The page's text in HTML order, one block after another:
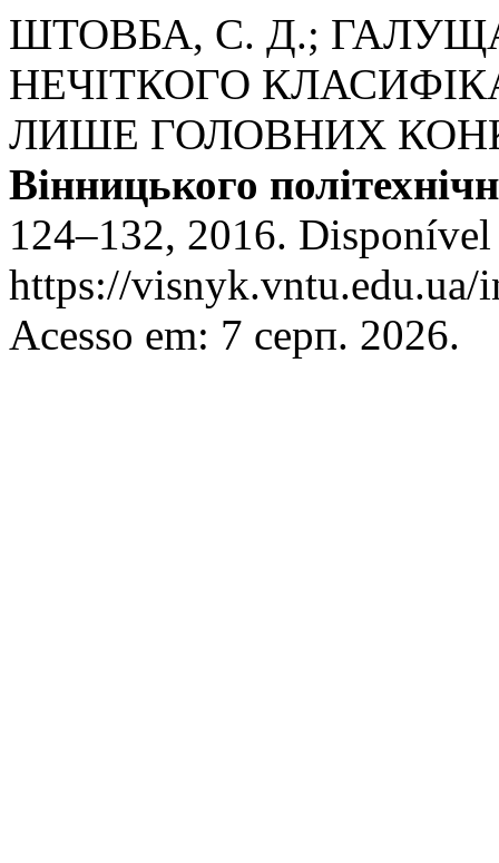
ШТОВБА, С. Д.;
НЕЧІТКОГО
ЛИШЕ ГОЛОВНИХ
Вінницького
124–132, 2016.
https://
Acesso em: 7 серп. 2026.